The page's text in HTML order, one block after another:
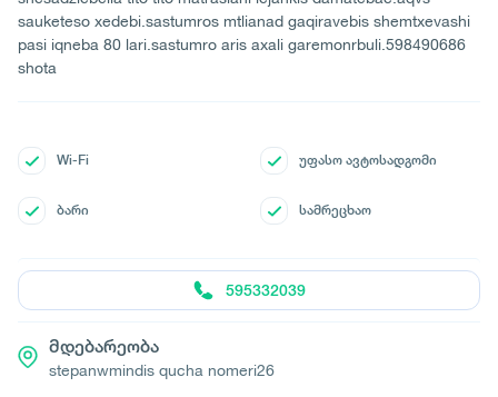
sauketeso xedebi.sastumros mtlianad gaqiravebis shemtxevashi
pasi iqneba 80 lari.sastumro aris axali garemonrbuli.598490686
shota
Wi-Fi უფასო ავტოსადგომი
ბარი სამრეცხაო
595332039
მდებარეობა
stepanwmindis qucha nomeri26